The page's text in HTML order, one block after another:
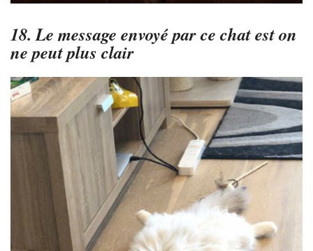
18. Le message envoyé par ce chat est on
ne peut plus clair